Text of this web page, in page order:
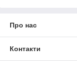
Про нас
Контакти